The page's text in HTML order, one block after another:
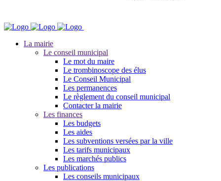
La mairie
Le conseil municipal
Le mot du maire
Le trombinoscope des élus
Le Conseil Municipal
Les permanences
Le règlement du conseil municipal
Contacter la mairie
Les finances
Les budgets
Les aides
Les subventions versées par la ville
Les tarifs municipaux
Les marchés publics
Les publications
Les conseils municipaux